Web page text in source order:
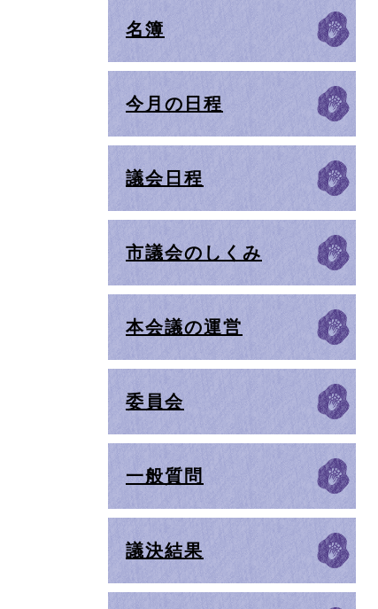
名簿
今月の日程
議会日程
市議会のしくみ
本会議の運営
委員会
一般質問
議決結果